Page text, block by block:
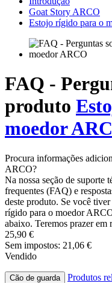
Goat Story ARCO
Estojo rígido para o
FAQ -
produto
moedor
Procura informações
ARCO?
Na nossa seção de suporte
frequentes (FAQ) e
deste produto. Se você
rígido para o moedor
abaixo. Teremos prazer em
25,90 €
Sem impostos: 21,06 €
Vendido
Cão de guarda Produtos